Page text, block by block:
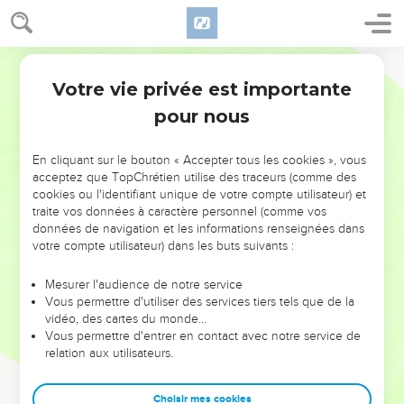
NE MANQUEZ PAS L’ÉVÉNEMENT
DE L’ANNÉE !
ET SI LEURS ERREURS POUVAIENT VOUS ÉVITER LES
VOTRES ?
leur foi ou leur vision. Mais on voit moins les doutes, les erreurs
et les saisons difficiles qu'ils ont traversés, alors même que ce
sont elles qui les ont façonnés.
Dans cette conférence, leaders, entrepreneurs, et responsables
clés pour avancer avec plus de sagesse afin que leurs erreurs
Votre vie privée est importante
pour nous
En cliquant sur le bouton « Accepter tous les cookies », vous
acceptez que TopChrétien utilise des traceurs (comme des
cookies ou l'identifiant unique de votre compte utilisateur) et
traite vos données à caractère personnel (comme vos
données de navigation et les informations renseignées dans
votre compte utilisateur) dans les buts suivants :
Mesurer l'audience de notre service
Vous permettre d'utiliser des services tiers tels que de la
vidéo, des cartes du monde…
Vous permettre d'entrer en contact avec notre service de
relation aux utilisateurs.
Choisir mes cookies